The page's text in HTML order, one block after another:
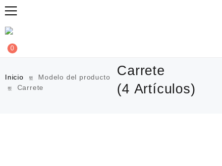
0
Inicio
Modelo del producto
Carrete
Carrete
(4 Artículos)